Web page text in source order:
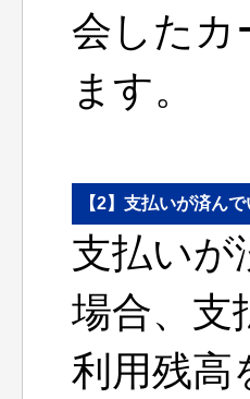
会したカ
ます。
【2】支払いが済ん
支払いが
場合、支
利用残高